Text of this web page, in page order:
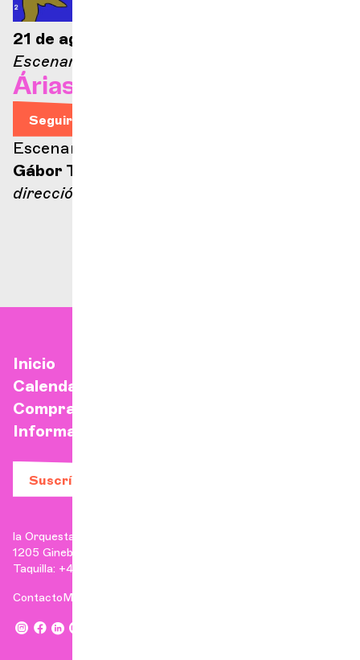
21 de agosto de 2026 — 21:00
Escenario Ella Fitzgerald
Árias de ópera
Seguir leyendo
Escenario Ella Fitzgerald
Gábor Takács-Nagy
dirección
Inicio
Calendario
Comprar una entrada
Información práctica
Suscríbase a nuestro boletín
la Orquesta de Cámara de Ginebra
1205 Ginebra
Taquilla: +41 22 807 17 90 | Administración: +41 22 807 17 96
ContactoMenciones legales